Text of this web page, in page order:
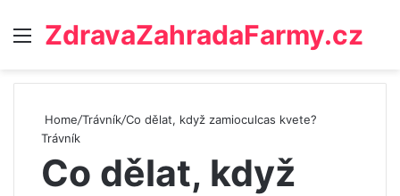
Menu
ZdravaZahradaFarmy.cz
Home/Trávník/Co dělat, když zamioculcas kvete?
Trávník
Co dělat, když